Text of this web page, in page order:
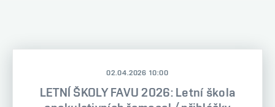
02.04.2026 10:00
LETNÍ ŠKOLY FAVU 2026: Letní škola